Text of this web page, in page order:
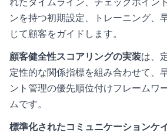
ンを持つ初期設定、トレーニング、
じて顧客をガイドします。
顧客健全性スコアリングの実装は、
定性的な関係指標を組み合わせて、
ント管理の優先順位付けフレームワ
ムです。
標準化されたコミュニケーションケ